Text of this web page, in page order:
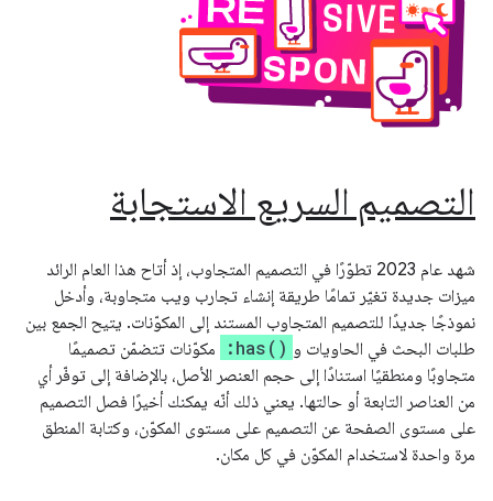
التصميم السريع الاستجابة
شهد عام 2023 تطوّرًا في التصميم المتجاوب، إذ أتاح هذا العام الرائد
ميزات جديدة تغيّر تمامًا طريقة إنشاء تجارب ويب متجاوبة، وأدخل
نموذجًا جديدًا للتصميم المتجاوب المستند إلى المكوّنات. يتيح الجمع بين
طلبات البحث في الحاويات و :has()
مكوّنات تتضمّن تصميمًا
متجاوبًا ومنطقيًا استنادًا إلى حجم العنصر الأصل، بالإضافة إلى توفّر أي
من العناصر التابعة أو حالتها. يعني ذلك أنّه يمكنك أخيرًا فصل التصميم
على مستوى الصفحة عن التصميم على مستوى المكوّن، وكتابة المنطق
مرة واحدة لاستخدام المكوّن في كل مكان.